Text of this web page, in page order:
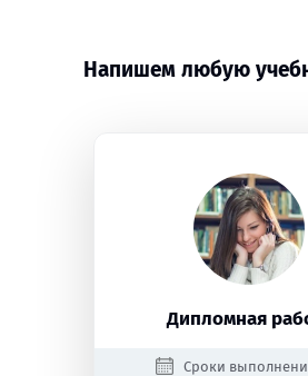
Напишем любую
Дипломная
Сроки